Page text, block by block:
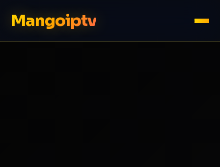
Mangoiptv